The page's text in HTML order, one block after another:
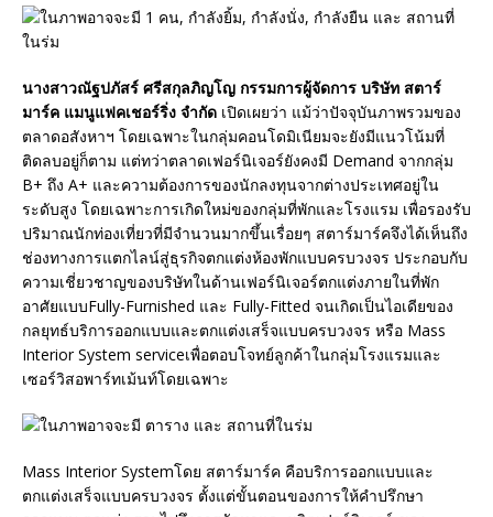
นางสาวณัฐปภัสร์ ศรีสกุลภิญโญ กรรมการผู้จัดการ บริษัท สตาร์
มาร์ค แมนูแฟคเชอร์ริ่ง จำกัด เปิดเผยว่า แม้ว่าปัจจุบันภาพรวมของ
ตลาดอสังหาฯ โดยเฉพาะในกลุ่มคอนโดมิเนียมจะยังมีแนวโน้มที่
ติดลบอยู่ก็ตาม แต่ทว่าตลาดเฟอร์นิเจอร์ยังคงมี Demand จากกลุ่ม
B+ ถึง A+ และความต้องการของนักลงทุนจากต่างประเทศอยู่ใน
ระดับสูง โดยเฉพาะการเกิดใหม่ของกลุ่มที่พักและโรงแรม เพื่อรองรับ
ปริมาณนักท่องเที่ยวที่มีจำนวนมากขึ้นเรื่อยๆ สตาร์มาร์คจึงได้เห็นถึง
ช่องทางการแตกไลน์สู่ธุรกิจตกแต่งห้องพักแบบครบวงจร ประกอบกับ
ความเชี่ยวชาญของบริษัทในด้านเฟอร์นิเจอร์ตกแต่งภายในที่พัก
อาศัยแบบFully-Furnished และ Fully-Fitted จนเกิดเป็นไอเดียของ
กลยุทธ์บริการออกแบบและตกแต่งเสร็จแบบครบวงจร หรือ Mass
Interior System serviceเพื่อตอบโจทย์ลูกค้าในกลุ่มโรงแรมและ
เซอร์วิสอพาร์ทเม้นท์โดยเฉพาะ
Mass Interior Systemโดย สตาร์มาร์ค คือบริการออกแบบและ
ตกแต่งเสร็จแบบครบวงจร ตั้งแต่ขั้นตอนของการให้คำปรึกษา